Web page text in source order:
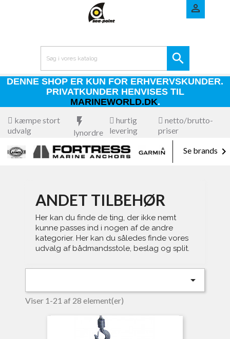


DENNE SHOP ER KUN FOR ERHVERVSKUNDER.
PRIVATKUNDER HENVISES TIL
MARINEWORLD.DK.
kæmpe stort
udvalg
flash_on
lynordre
hurtig
levering
netto/brutto-
priser
Se brands 
ANDET TILBEHØR
Her kan du finde de ting, der ikke nemt
kunne passes ind i nogen af de andre
kategorier. Her kan du således finde vores
udvalg af bådmandsstole, beslag og split.

Viser 1-21 af 28 element(er)